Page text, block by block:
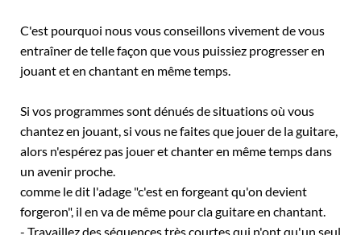
C'est pourquoi nous vous conseillons vivement de vous
entraîner de telle façon que vous puissiez progresser en
jouant et en chantant en même temps.
Si vos programmes sont dénués de situations où vous
chantez en jouant, si vous ne faites que jouer de la guitare,
alors n'espérez pas jouer et chanter en même temps dans
un avenir proche.
comme le dit l'adage "c'est en forgeant qu'on devient
forgeron", il en va de même pour cla guitare en chantant.
- Travaillez des séquences très courtes qui n'ont qu'un seul